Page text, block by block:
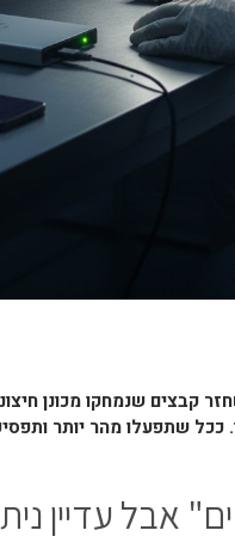
קבצים שנמחקו מכונן
שתפעלו מהר יותר
עדיין